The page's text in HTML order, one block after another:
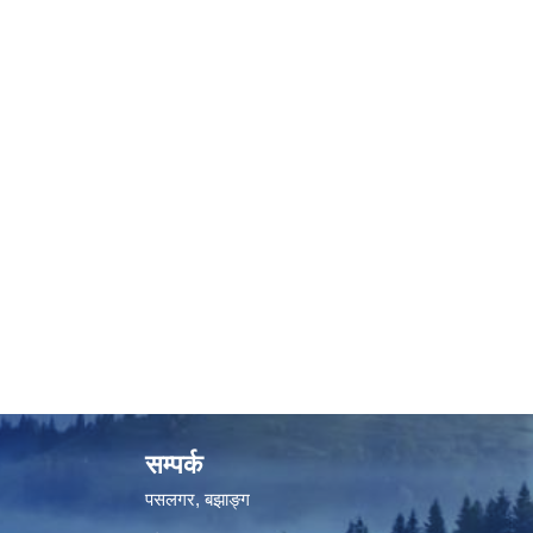
सम्पर्क
पसलगर, बझाङ्ग